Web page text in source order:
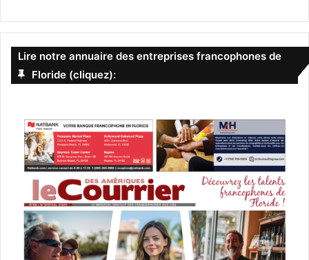
Lire notre annuaire des entreprises francophones de
Floride (cliquez):